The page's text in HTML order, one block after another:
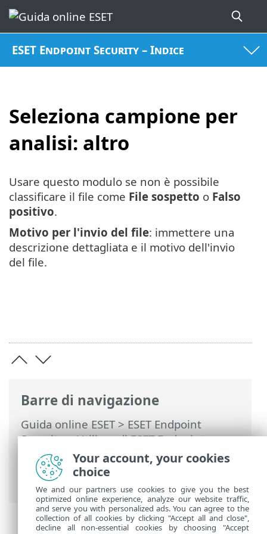
ESET Endpoint Security – Indice
Seleziona campione per
analisi: altro
Barre di navigazione
Guida online ESET>ESET Endpoint
Security>Utilizzo di ESET Endpoint
Security
>Strumenti>Invio di campioni
per l'analisi> Seleziona campione per
analisi: altro
Usare questo modulo se non è possibile
classificare il file come File sospetto o Falso
positivo.
Motivo per l'invio del file: immettere una
descrizione dettagliata e il motivo dell'invio
del file.
Your account, your cookies
choice
We and our partners use cookies to give you the best
optimized online experience, analyze our website traffic,
and serve you with personalized ads. You can agree to the
collection of all cookies by clicking "Accept all and close",
decline all non-essential cookies by choosing "Accept